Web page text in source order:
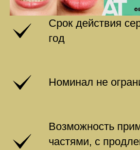
Срок действия
год
Номинал не
Возможность
частями, с